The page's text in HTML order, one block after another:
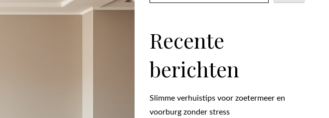
Recente
berichten
Slimme verhuistips voor zoetermeer en
voorburg zonder stress